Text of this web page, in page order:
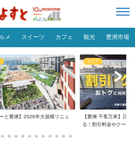
メ スイーツ カフェ 観光 豊洲市場
ーと豊洲】2026年大規模リニュ
おトク
【豊洲 千客万来】日帰
る！割引料金やクーポ...